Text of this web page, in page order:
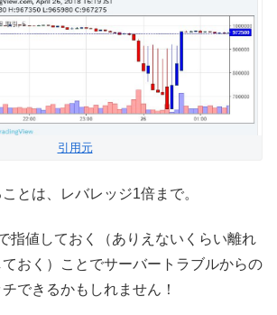
引用元
とは、レバレッジ1倍まで。
指値しておく（ありえないくらい離れ
おく）ことでサーバートラブルからの
できるかもしれません！